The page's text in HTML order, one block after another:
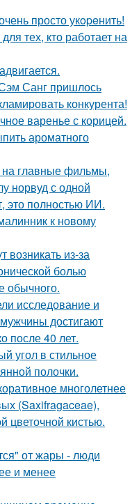
просто укopeнить!
тех, кто работает на
Санг пришлось
конкурента!
варенье с корицей.
ароматного
главные фильмы,
норвуд с одной
это полностью ИИ.
к новому
возникать из-за
болью
обычного.
исследование и
достигают
после 40 лет.
угол в стильное
полочки.
многолетнее
(Saxifragaceae),
цветочной кистью.
от жары - люди
и менее